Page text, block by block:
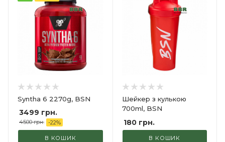
Syntha 6 2270g, BSN
3499 грн.
4500 грн. -22%
В КОШИК
Шейкер з кулькою
700ml, BSN
180грн.
В КОШИК